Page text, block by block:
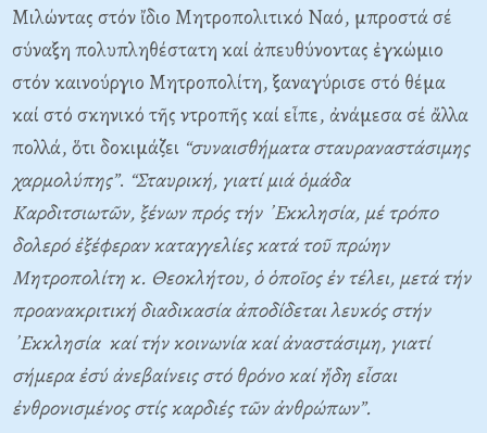
Μιλώντας στόν ἴδιο Μητροπολιτικό Ναό, μπροστά σέ
σύναξη πολυπληθέστατη καί ἀπευθύνοντας ἐγκώμιο
στόν καινούργιο Μητροπολίτη, ξαναγύρισε στό θέμα
καί στό σκηνικό τῆς ντροπῆς καί εἶπε, ἀνάμεσα σέ ἄλλα
πολλά, ὅτι δοκιμάζει “συναισθήματα σταυραναστάσιμης
χαρμολύπης”. “Σταυρική, γιατί μιά ὁμάδα
Καρδιτσιωτῶν, ξένων πρός τήν ᾿Εκκλησία, μέ τρόπο
δολερό ἐξέφεραν καταγγελίες κατά τοῦ πρώην
Μητροπολίτη κ. Θεοκλήτου, ὁ ὁποῖος ἐν τέλει, μετά τήν
προανακριτική διαδικασία ἀποδίδεται λευκός στήν
᾿Εκκλησία καί τήν κοινωνία καί ἀναστάσιμη, γιατί
σήμερα ἐσύ ἀνεβαίνεις στό θρόνο καί ἤδη εἶσαι
ἐνθρονισμένος στίς καρδιές τῶν ἀνθρώπων”.